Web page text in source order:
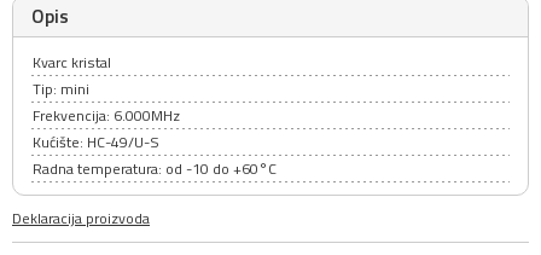
Opis
Kvarc kristal
Tip: mini
Frekvencija: 6.000MHz
Kućište: HC-49/U-S
Radna temperatura: od -10 do +60°C
Deklaracija proizvoda